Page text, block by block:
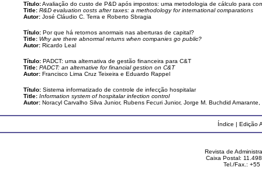
Título:Avaliação do custo de P&D após impostos: uma metodologia de cálculo para
Title: R&D evaluation costs after taxes: a methodology for international comparations
Autor: José Cláudio C. Terra e Roberto Sbragia
Título: Por que há retornos anormais nas aberturas de capital?
Title: Why are there abnormal returns when companies go public?
Autor: Ricardo Leal
Título: PADCT: uma alternativa de gestão financeira para C&T
Title: PADCT: an alternative for financial gestion on C&T
Autor: Francisco Lima Cruz Teixeira e Eduardo Rappel
Título: Sistema informatizado de controle de infecção hospitalar
Title: Information system of hospitalar infection control
Autor: Noracyl Carvalho Silva Junior, Rubens Fecuri Junior, Jorge M. Buchdid
Índice | Edição
Revista de
Caixa Postal:
Tel./Fax.: